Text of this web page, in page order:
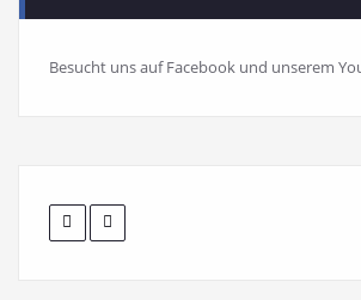
Besucht uns auf Facebook und unserem